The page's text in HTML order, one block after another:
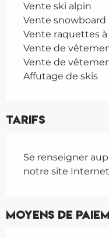
Vente ski alpin
Vente snowboard
Vente raquettes
Vente de
Vente de
Affutage de skis
Tarifs
Se renseigner
notre site Internet
Moyens de